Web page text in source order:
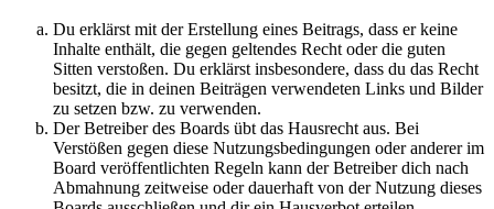
Du erklärst mit der Erstellung eines Beitrags, dass er keine
Inhalte enthält, die gegen geltendes Recht oder die guten
Sitten verstoßen. Du erklärst insbesondere, dass du das Recht
besitzt, die in deinen Beiträgen verwendeten Links und Bilder
zu setzen bzw. zu verwenden.
Der Betreiber des Boards übt das Hausrecht aus. Bei
Verstößen gegen diese Nutzungsbedingungen oder anderer im
Board veröffentlichten Regeln kann der Betreiber dich nach
Abmahnung zeitweise oder dauerhaft von der Nutzung dieses